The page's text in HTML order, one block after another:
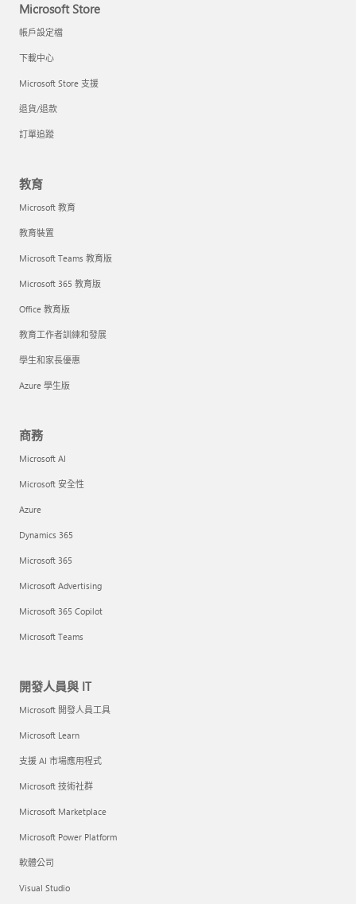
Microsoft Store
帳戶設定檔
下載中心
Microsoft Store 支援
退貨/退款
訂單追蹤
教育
Microsoft 教育
教育裝置
Microsoft Teams 教育版
Microsoft 365 教育版
Office 教育版
教育工作者訓練和發展
學生和家長優惠
Azure 學生版
商務
Microsoft AI
Microsoft 安全性
Azure
Dynamics 365
Microsoft 365
Microsoft Advertising
Microsoft 365 Copilot
Microsoft Teams
開發人員與 IT
Microsoft 開發人員工具
Microsoft Learn
支援 AI 市場應用程式
Microsoft 技術社群
Microsoft Marketplace
Microsoft Power Platform
軟體公司
Visual Studio